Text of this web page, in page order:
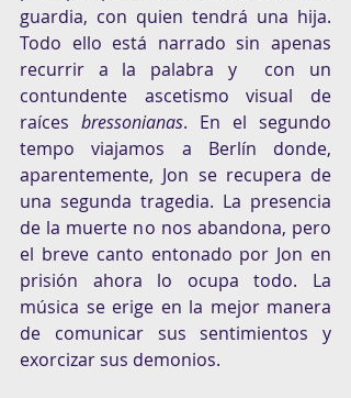
guardia, con quien tendrá una hija.
Todo ello está narrado sin apenas
recurrir a la palabra y  con un
contundente ascetismo visual de
raíces bressonianas. En el segundo
tempo viajamos a Berlín donde,
aparentemente, Jon se recupera de
una segunda tragedia. La presencia
de la muerte no nos abandona, pero
el breve canto entonado por Jon en
prisión ahora lo ocupa todo. La
música se erige en la mejor manera
de comunicar sus sentimientos y
exorcizar sus demonios.